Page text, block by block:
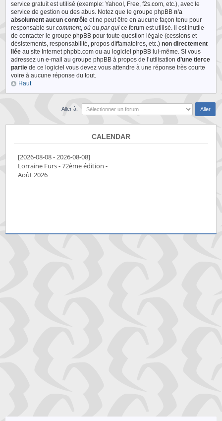
service gratuit est utilisé (exemple: Yahoo!, Free, f2s.com, etc.), avec le
service de gestion ou des abus. Notez que le groupe phpBBn’a
absolument aucun contrôle et ne peut être en aucune façon tenu pour
responsable surcomment,où oupar qui ce forum est utilisé. Il est inutile
de contacter le groupe phpBB pour toute question légale (cessions et
désistements, responsabilité, propos diffamatoires, etc.)non directement
liée au site Internet phpbb.com ou au logiciel phpBB lui-même. Si vous
adressez un e-mail au groupe phpBB à propos de l’utilisationd’une tierce
partie de ce logiciel vous devez vous attendre à une réponse très courte
voire à aucune réponse du tout.
Haut
Aller à:
CALENDAR